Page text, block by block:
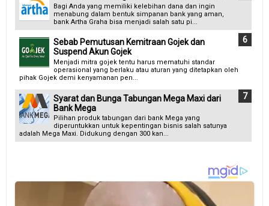
Bagi Anda yang memiliki kelebihan dana dan ingin
menabung dalam bentuk simpanan bank yang aman,
bank Artha Graha bisa menjadi salah satu pi...
Sebab Pemutusan Kemitraan Gojek dan
Suspend Akun Gojek
Menjadi mitra gojek tentu harus mematuhi standar
operasional yang berlaku atau aturan yang ditetapkan oleh
pihak Gojek demi kenyamanan pen...
Syarat dan Bunga Tabungan Mega Maxi dari
Bank Mega
Pilihan produk tabungan dari bank Mega yang
diperuntukkan untuk kepentingan bisnis salah satunya
adalah Mega Maxi. Didukung dengan 300 kan...